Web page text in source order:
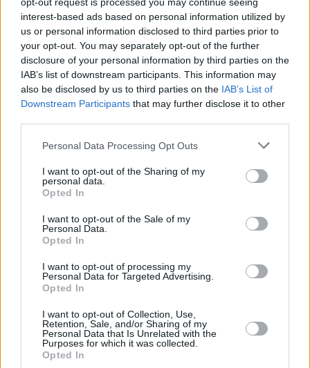
interest-based ads based on personal information utilized by
us or personal information disclosed to third parties prior to
your opt-out. You may separately opt-out of the further
disclosure of your personal information by third parties on the
IAB’s list of downstream participants. This information may
also be disclosed by us to third parties on the IAB’s List of
Downstream Participants that may further disclose it to other
Personal Data Processing Opt Outs
I want to opt-out of the Sharing of my
personal data.
Opted In
I want to opt-out of the Sale of my
Personal Data.
Opted In
I want to opt-out of processing my
Personal Data for Targeted Advertising.
Opted In
I want to opt-out of Collection, Use,
Retention, Sale, and/or Sharing of my
Personal Data that Is Unrelated with the
Purposes for which it was collected.
Opted In